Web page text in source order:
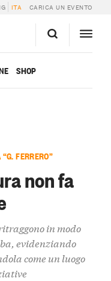
ITA CARICA UN EVENTO
SHOP
FERRERO”
non fa
in modo
evidenziando
come un luogo